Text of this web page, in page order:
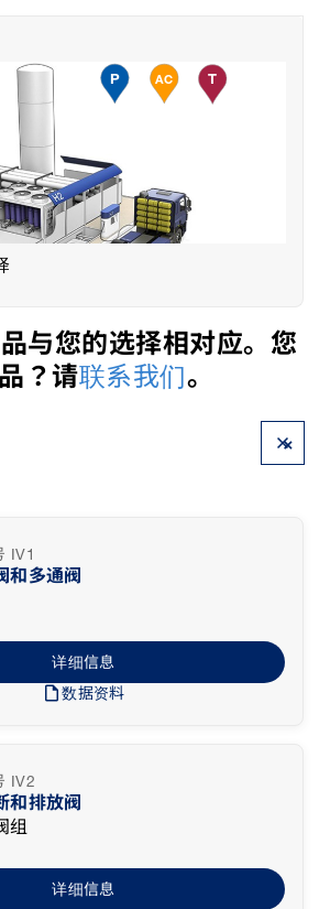
AC
P T
与您的选择相对应。您
？请联系我们。
×
IV1
和多通阀
draft数据资料
详细信息
IV2
和排放阀
组
详细信息